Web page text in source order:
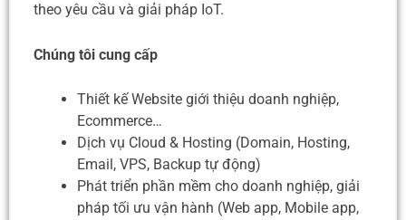
theo yêu cầu và giải pháp IoT.
Chúng tôi cung cấp
Thiết kế Website giới thiệu doanh nghiệp,
Ecommerce…
Dịch vụ Cloud & Hosting (Domain, Hosting,
Email, VPS, Backup tự động)
Phát triển phần mềm cho doanh nghiệp, giải
pháp tối ưu vận hành (Web app, Mobile app,